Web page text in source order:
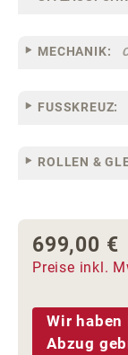
MECHANIK:
FUSSKREUZ:
ROLLEN &
Regulärer
699,00 €
Preise inkl.
Wir
Abzug